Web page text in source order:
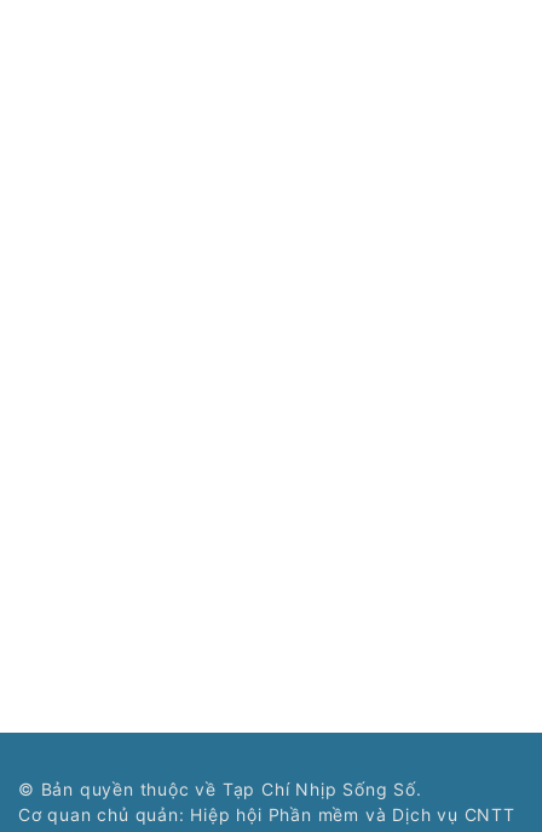
© Bản quyền thuộc về Tạp Chí Nhịp Sống Số.
Cơ quan chủ quản: Hiệp hội Phần mềm và Dịch vụ CNTT